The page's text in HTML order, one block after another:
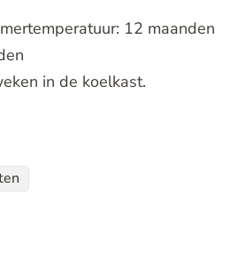
12 maanden
in de koelkast.